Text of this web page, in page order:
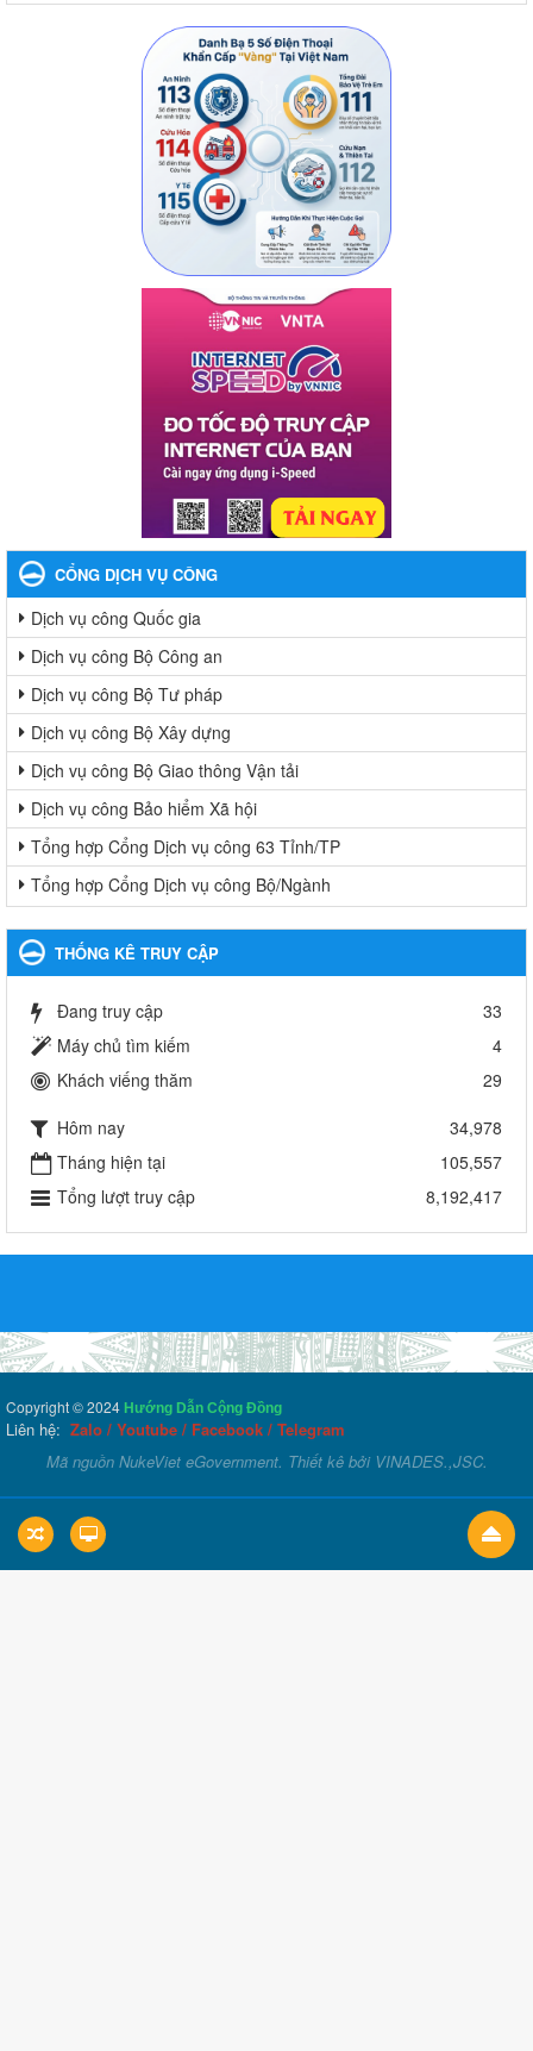
CỔNG DỊCH VỤ CÔNG
Dịch vụ công Quốc gia
Dịch vụ công Bộ Công an
Dịch vụ công Bộ Tư pháp
Dịch vụ công Bộ Xây dựng
Dịch vụ công Bộ Giao thông Vận tải
Dịch vụ công Bảo hiểm Xã hội
Tổng hợp Cổng Dịch vụ công 63 Tỉnh/TP
Tổng hợp Cổng Dịch vụ công Bộ/Ngành
THỐNG KÊ TRUY CẬP
Đang truy cập
33
Máy chủ tìm kiếm
4
Khách viếng thăm
29
Hôm nay
34,978
Tháng hiện tại
105,557
Tổng lượt truy cập
8,192,417
Copyright © 2024 Hướng Dẫn Cộng Đồng
Liên hệ: Zalo / Youtube / Facebook / Telegram
Mã nguồn NukeViet eGovernment. Thiết kê bởi VINADES.,JSC.